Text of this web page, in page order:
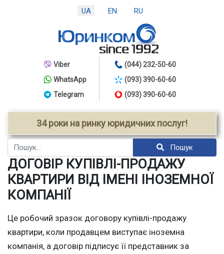
UA EN RU
Viber
WhatsApp
Telegram
(044) 232-50-60
(093) 390-60-60
(093) 390-60-60
34 роки на ринку юридичних послуг!
Пошук Пошук
ДОГОВІР КУПІВЛІ-ПРОДАЖУ
КВАРТИРИ ВІД ІМЕНІ ІНОЗЕМНОЇ
КОМПАНІЇ
Це робочий зразок договору купівлі-продажу
квартири, коли продавцем виступає іноземна
компанія, а договір підписує її представник за